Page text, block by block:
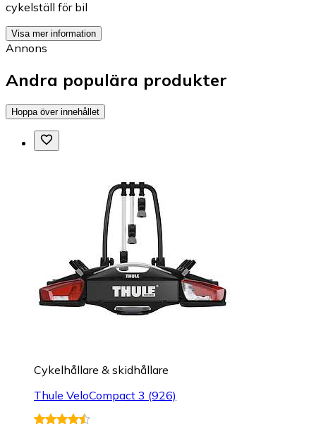
cykelställ för bil
Visa mer information
Annons
Andra populära produkter
Hoppa över innehållet
Cykelhållare & skidhållare
Thule VeloCompact 3 (926)